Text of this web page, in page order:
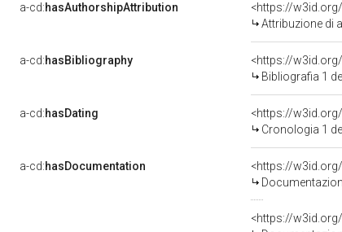
a-cd:hasAuthorshipAttribution
<https://
Attribuzione di
a-cd:hasBibliography
<https://
Bibliografia 1
a-cd:hasDating
<https://
Cronologia 1
a-cd:hasDocumentation
<https://
<https://